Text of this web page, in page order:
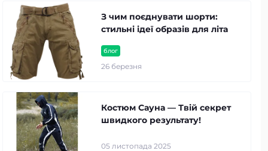
блог
26 березня
З чим поєднувати шорти:
стильні ідеї образів для літа
05 листопада 2025
Костюм Сауна — Твій секрет
швидкого результату!